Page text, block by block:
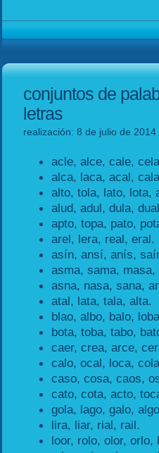
conjuntos de
letras
realización: 8 de julio de
acle, alce, cale,
alca, laca, acal,
alto, tola, lato, lota,
alud, adul, dula,
apto, topa, pato,
arel, lera, real, eral.
asín, ansí, anís,
asma, sama, masa,
asna, nasa, sana,
atal, lata, tala, alta.
blao, albo, balo,
bota, toba, tabo,
caer, crea, arce,
calo, ocal, loca,
caso, cosa, caos,
cato, cota, acto,
gola, lago, galo,
lira, liar, rial, rail.
loor, rolo, olor, orlo,